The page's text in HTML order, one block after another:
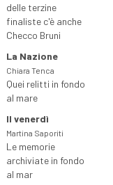
delle terzine
finaliste c'è anche
Checco Bruni
La Nazione
Chiara Tenca
Quei relitti in fondo
al mare
Il venerdì
Martina Saporiti
Le memorie
archiviate in fondo
al mar